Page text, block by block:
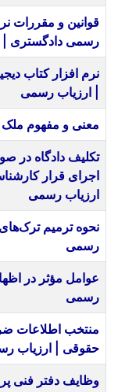
قوانین و مقررات
رسمی دادگستری |
نرم افزار کتاب
| ارزیاب رسمی
معنی و مفهوم
تکلیف دادگاه در
اجرای قرار
ارزیاب رسمی
نحوه ترمیم
رسمی
عوامل مؤثر در
رسمی
منتخب اطلاعات
حقوقی | ارزیاب
وظایف دفتر فنی